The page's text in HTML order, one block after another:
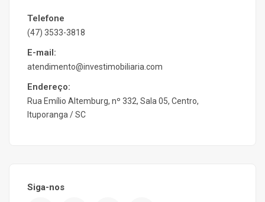
Telefone
(47) 3533-3818
E-mail:
atendimento@investimobiliaria.com
Endereço:
Rua Emílio Altemburg, nº 332, Sala 05, Centro,
Ituporanga / SC
Siga-nos